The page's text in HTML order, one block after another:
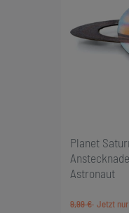
Planet
Astronaut
9,99 €